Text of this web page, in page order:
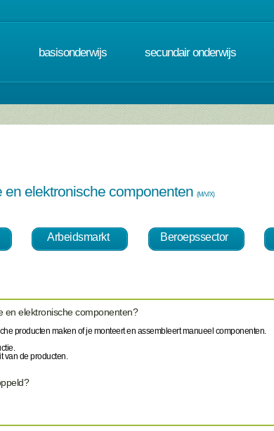
basisonderwijs secundair onderwijs
elektronische componenten (M/V/X)
Arbeidsmarkt Beroepssector
en elektronische componenten?
producten maken of je monteert en assembleert manueel componenten.
van de producten.